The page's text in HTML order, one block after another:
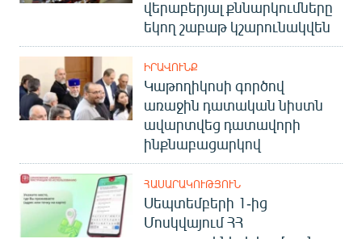
վերաբերյալ քննարկումները
եկող շաբաթ կշարունակվեն
ԻՐԱՎՈՒՆՔ
Կաթողիկոսի գործով
առաջին դատական նիստն
ավարտվեց դատավորի
ինքնաբացարկով
ՀԱՍԱՐԱԿՈՒԹՅՈՒՆ
Սեպտեմբերի 1-ից
Մոսկվայում ՀՀ